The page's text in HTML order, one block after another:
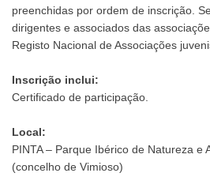
preenchidas por ordem de inscrição.
dirigentes e associados das
Registo Nacional de Associações
Inscrição inclui:
Certificado de participação.
Local:
PINTA – Parque Ibérico de Natureza e
(concelho de Vimioso)